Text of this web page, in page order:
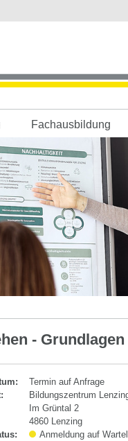
Fachausbildung
- Grundlagen
Termin auf Anfrage
Bildungszentrum
Im Grüntal 2
4860 Lenzing
Anmeldung auf